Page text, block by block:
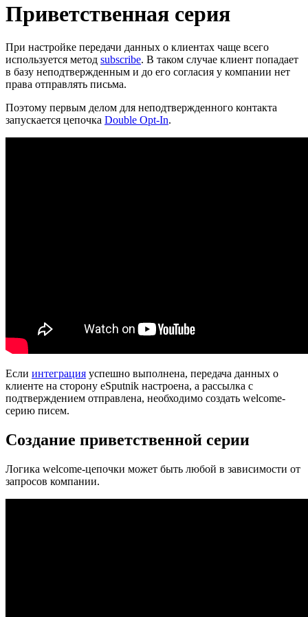
Приветственная серия
При настройке передачи данных о клиентах чаще всего
используется метод subscribe. В таком случае клиент попадает
в базу неподтвержденным и до его согласия у компании нет
права отправлять письма.
Поэтому первым делом для неподтвержденного контакта
запускается цепочка Double Opt-In.
Если интеграция успешно выполнена, передача данных о
клиенте на сторону eSputnik настроена, а рассылка с
подтверждением отправлена, необходимо создать welcome-
серию писем.
Создание приветственной серии
Логика welcome-цепочки может быть любой в зависимости от
запросов компании.